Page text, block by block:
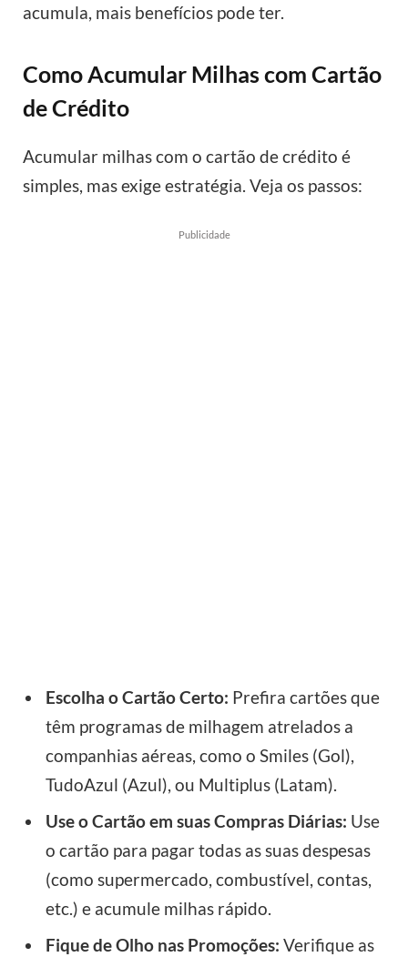
acumula, mais benefícios pode ter.
Como Acumular Milhas com Cartão
de Crédito
Acumular milhas com o cartão de crédito é
simples, mas exige estratégia. Veja os passos:
Publicidade
Escolha o Cartão Certo: Prefira cartões que
têm programas de milhagem atrelados a
companhias aéreas, como o Smiles (Gol),
TudoAzul (Azul), ou Multiplus (Latam).
Use o Cartão em suas Compras Diárias: Use
o cartão para pagar todas as suas despesas
(como supermercado, combustível, contas,
etc.) e acumule milhas rápido.
Fique de Olho nas Promoções: Verifique as